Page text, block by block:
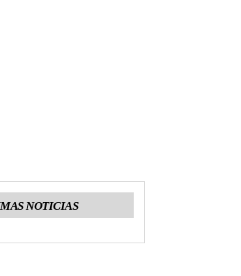
NOTICIAS